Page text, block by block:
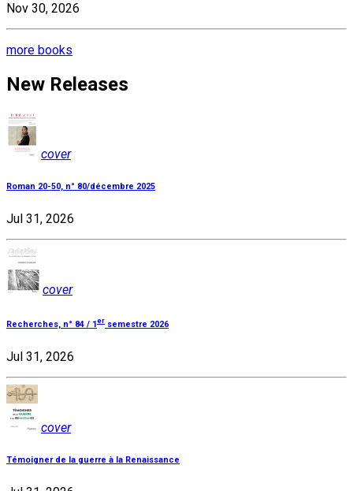
Nov 30, 2026
more books
New Releases
cover
Roman 20-50, n° 80/décembre 2025
Jul 31, 2026
cover
Recherches, n° 84 / 1er semestre 2026
Jul 31, 2026
cover
Témoigner de la guerre à la Renaissance